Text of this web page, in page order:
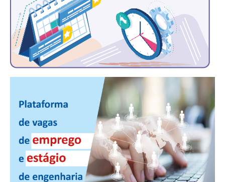
COMUNICAÇÃO
PALAVRA DO MURILO
NOTÍCIAS
CONTEÚDO ESPECIAL
AGENDA
SEESP NOTÍCIAS
NOTÍCIAS NO WHATSAPP
FOTOS